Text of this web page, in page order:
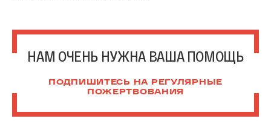
НАМ ОЧЕНЬ НУЖНА ВАША ПОМОЩЬ
ПОДПИШИТЕСЬ НА РЕГУЛЯРНЫЕ
ПОЖЕРТВОВАНИЯ